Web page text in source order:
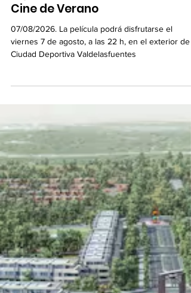
Alcobendas proyecta 'Mufasa:
rey león' en una nueva sesión del
Cine de Verano